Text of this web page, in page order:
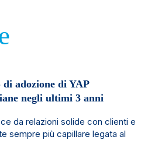
di adozione di YAP
negli ultimi 3 anni
da relazioni solide con clienti e
sempre più capillare legata al